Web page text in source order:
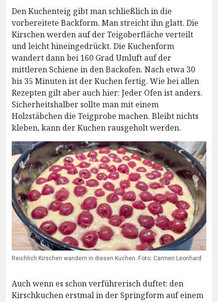
Den Kuchenteig gibt man schließlich in die
vorbereitete Backform. Man streicht ihn glatt. Die
Kirschen werden auf der Teigoberfläche verteilt
und leicht hineingedrückt. Die Kuchenform
wandert dann bei 160 Grad Umluft auf der
mittleren Schiene in den Backofen. Nach etwa 30
bis 35 Minuten ist der Kuchen fertig. Wie bei allen
Rezepten gilt aber auch hier: Jeder Ofen ist anders.
Sicherheitshalber sollte man mit einem
Holzstäbchen die Teigprobe machen. Bleibt nichts
kleben, kann der Kuchen rausgeholt werden.
Reichlich Kirschen wandern in diesen Kuchen. Foto: Carmen Leonhard
Auch wenn es schon verführerisch duftet: den
Kirschkuchen erstmal in der Springform auf einem